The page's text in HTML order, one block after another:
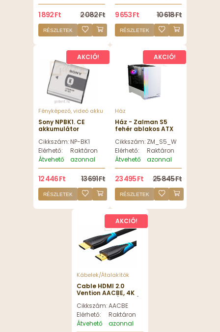
1 892 Ft 2 082 Ft
RÉSZLETEK
9 653 Ft 10 618 Ft
RÉSZLETEK
AKCIÓ!
Fényképező, videó akku
Sony NPBK1. CE
akkumulátor
Cikkszám:NP-BK1
Elérhető:
Raktáron
Átvehető
azonnal
12 446 Ft 13 691 Ft
RÉSZLETEK
AKCIÓ!
Ház
Ház - Zalman S5
fehér ablakos ATX
Cikkszám: ZM_S5_WHITE
Elérhető:
Raktáron
Átvehető
azonnal
23 495 Ft 25 845 Ft
RÉSZLETEK
AKCIÓ!
Kábelek/Átalakítók
Cable HDMI 2.0
Vention AACBE, 4K
Cikkszám:AACBE
Elérhető:
Raktáron
Átvehető
azonnal